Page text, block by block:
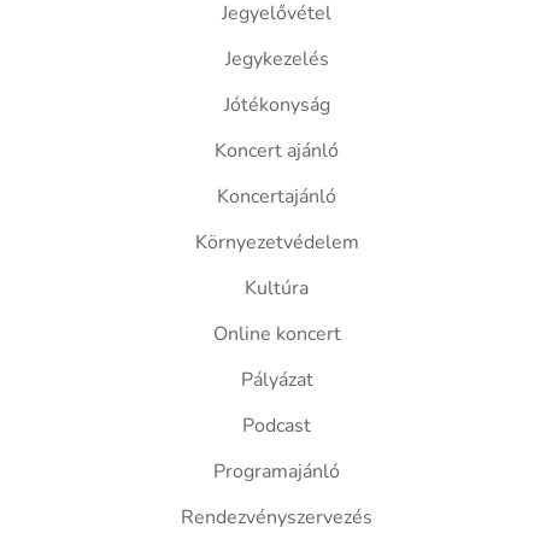
Jegyelővétel
Jegykezelés
Jótékonyság
Koncert ajánló
Koncertajánló
Környezetvédelem
Kultúra
Online koncert
Pályázat
Podcast
Programajánló
Rendezvényszervezés